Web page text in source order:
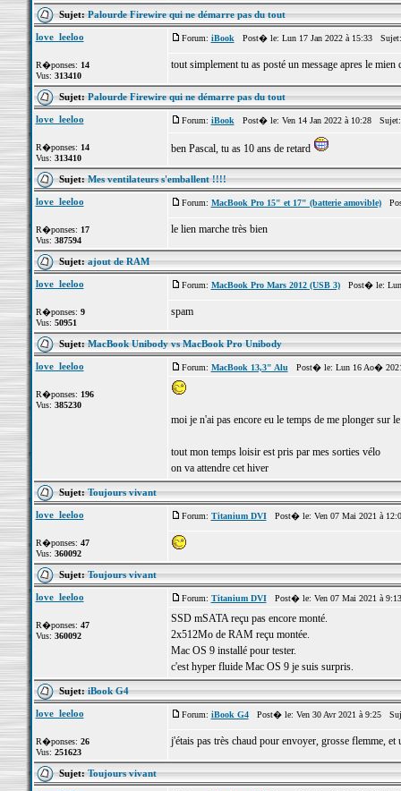
Sujet:Palourde Firewire qui ne démarre pas du tout
love_leeloo
R�ponses: 14
Vus: 313410
Forum: iBook Post� le: Lun 17 Jan 2022 à 15:33
tout simplement tu as posté un message apres le
Sujet:Palourde Firewire qui ne démarre pas du tout
love_leeloo
R�ponses: 14
Vus: 313410
Forum: iBook Post� le: Ven 14 Jan 2022 à 10:28
ben Pascal, tu as 10 ans de retard
Sujet:Mes ventilateurs s'emballent !!!!
love_leeloo
R�ponses: 17
Vus: 387594
Forum: MacBook Pro 15" et 17" (batterie amovible)
le lien marche très bien
Sujet:ajout de RAM
love_leeloo
R�ponses: 9
Vus: 50951
Forum: MacBook Pro Mars 2012 (USB 3)Post� le: Lun
spam
Sujet:MacBook Unibody vs MacBook Pro Unibody
love_leeloo
R�ponses: 196
Vus: 385230
Forum: MacBook 13,3" Alu Post� le: Lun 16 Ao�
moi je n'ai pas encore eu le temps de me plonger sur
tout mon temps loisir est pris par mes sorties vélo
on va attendre cet hiver
Sujet:Toujours vivant
love_leeloo
R�ponses: 47
Vus: 360092
Forum: Titanium DVIPost� le: Ven 07 Mai 2021 à
Sujet:Toujours vivant
love_leeloo
R�ponses: 47
Vus: 360092
Forum: Titanium DVIPost� le: Ven 07 Mai 2021 à
SSD mSATA reçu pas encore monté.
2x512Mo de RAM reçu montée.
Mac OS 9 installé pour tester.
c'est hyper fluide Mac OS 9 je suis surpris.
Sujet:iBook G4
love_leeloo
R�ponses: 26
Vus: 251623
Forum: iBook G4Post� le: Ven 30 Avr 2021 à 9:25
j'étais pas très chaud pour envoyer, grosse flemme,
Sujet:Toujours vivant